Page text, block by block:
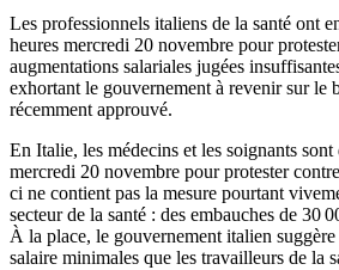
Les professionnels italiens de la santé ont
heures mercredi 20 novembre pour
augmentations salariales jugées
exhortant le gouvernement à revenir sur le
récemment approuvé.
En Italie, les médecins et les soignants sont
mercredi 20 novembre pour protester
ci ne contient pas la mesure pourtant
secteur de la santé : des embauches de 30
À la place, le gouvernement italien
salaire minimales que les travailleurs de la